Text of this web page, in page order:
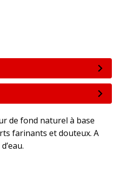
de fond naturel à base
farinants et douteux. A